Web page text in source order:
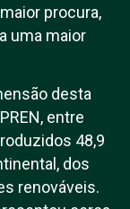
procura,
uma maior
desta
entre
48,9
dos
renováveis.